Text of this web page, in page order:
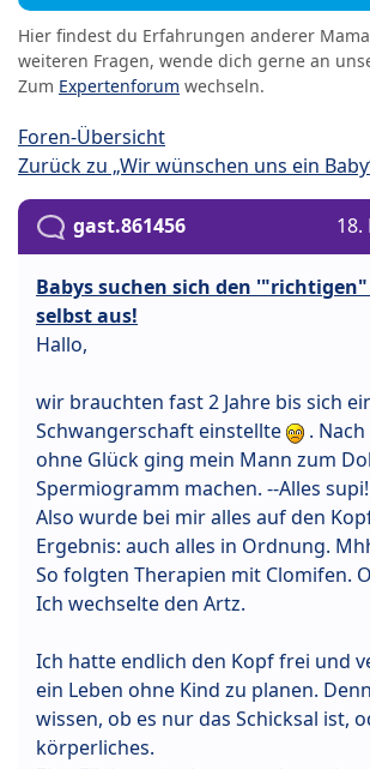
Hier findest du Erfahrungen anderer
weiteren Fragen, wende dich gerne an
Zum Expertenforum wechseln.
Foren-Übersicht
Zurück zu „Wir wünschen uns ein
gast.861456 18.
Babys suchen sich den
selbst aus!
Hallo,
wir brauchten fast 2 Jahre bis sich
Schwangerschaft einstellte
.
ohne Glück ging mein Mann zum
Spermiogramm machen. --Alles supi!
Also wurde bei mir alles auf den
Ergebnis: auch alles in Ordnung.
So folgten Therapien mit Clomifen.
Ich wechselte den Artz.
Ich hatte endlich den Kopf frei und
ein Leben ohne Kind zu planen.
wissen, ob es nur das Schicksal ist,
körperliches.